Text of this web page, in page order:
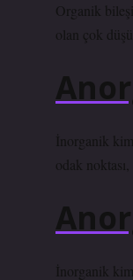
Organik
olan çok
İnorganik
odak
İnorganik